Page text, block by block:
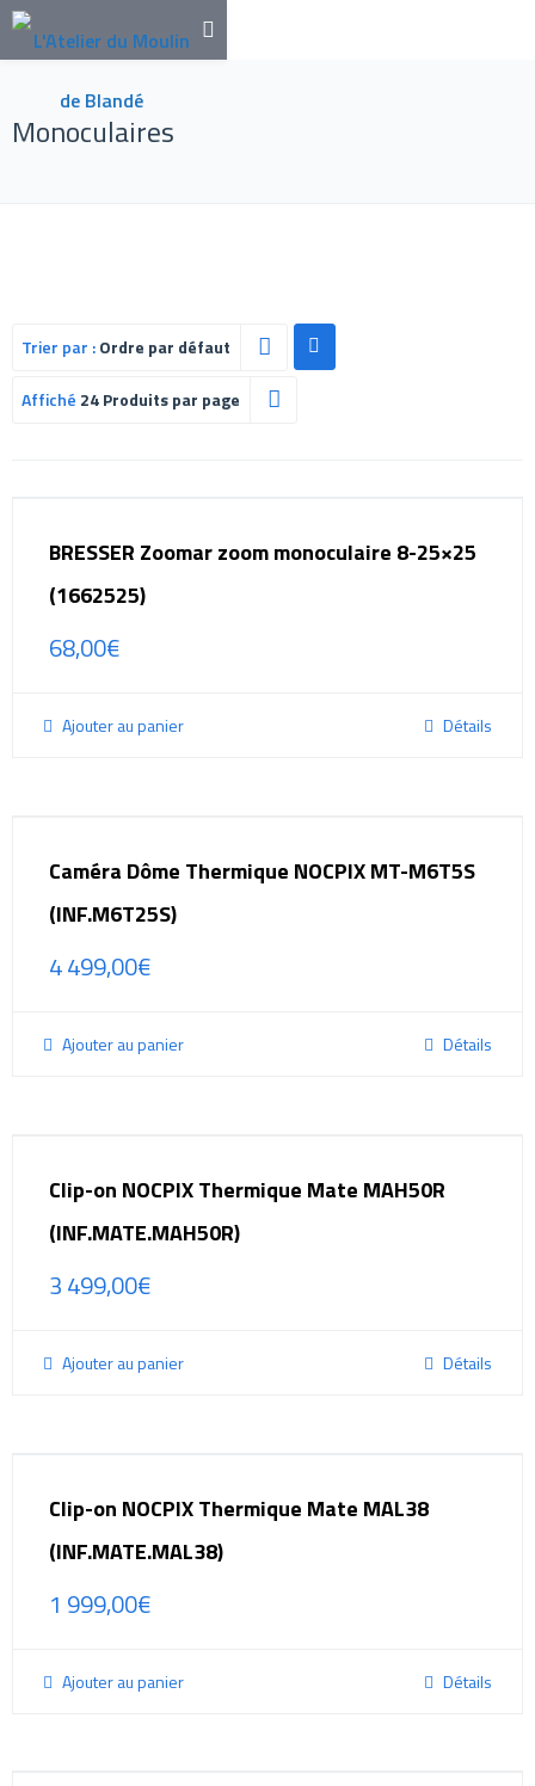
Monoculaires
Trier par :Ordre par défaut
Affiché 24 Produits par page
BRESSER Zoomar zoom monoculaire 8-25×25
(1662525)
68,00€
Ajouter au panier Détails
Caméra Dôme Thermique NOCPIX MT-M6T5S
(INF.M6T25S)
4 499,00€
Ajouter au panier Détails
Clip-on NOCPIX Thermique Mate MAH50R
(INF.MATE.MAH50R)
3 499,00€
Ajouter au panier Détails
Clip-on NOCPIX Thermique Mate MAL38
(INF.MATE.MAL38)
1 999,00€
Ajouter au panier Détails